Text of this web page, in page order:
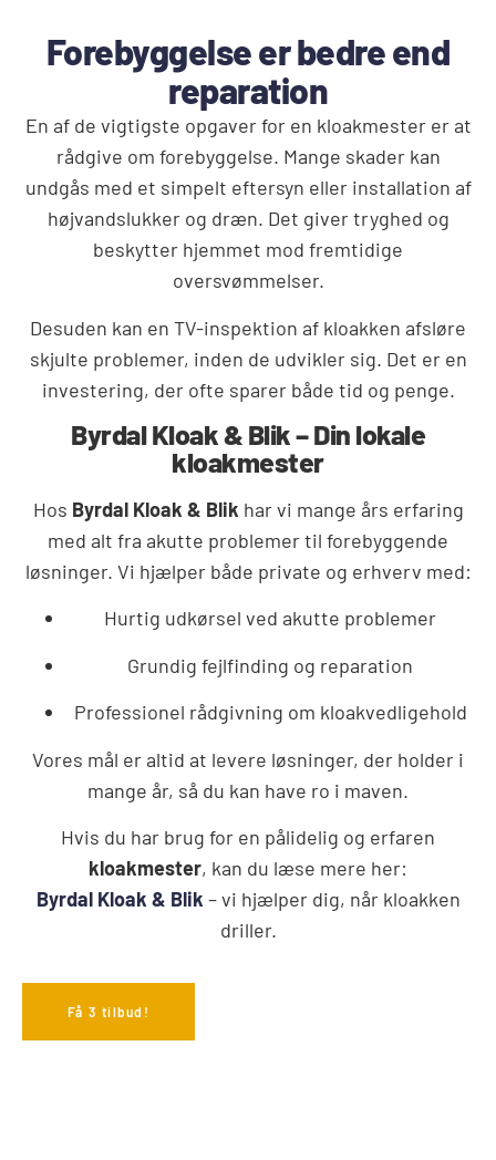
Forebyggelse er bedre end
reparation
En af de vigtigste opgaver for en kloakmester er at
rådgive om forebyggelse. Mange skader kan
undgås med et simpelt eftersyn eller installation af
højvandslukker og dræn. Det giver tryghed og
beskytter hjemmet mod fremtidige
oversvømmelser.
Desuden kan en TV-inspektion af kloakken afsløre
skjulte problemer, inden de udvikler sig. Det er en
investering, der ofte sparer både tid og penge.
Byrdal Kloak & Blik – Din lokale
kloakmester
Hos Byrdal Kloak & Blik har vi mange års erfaring
med alt fra akutte problemer til forebyggende
løsninger. Vi hjælper både private og erhverv med:
Hurtig udkørsel ved akutte problemer
Grundig fejlfinding og reparation
Professionel rådgivning om kloakvedligehold
Vores mål er altid at levere løsninger, der holder i
mange år, så du kan have ro i maven.
Hvis du har brug for en pålidelig og erfaren
kloakmester, kan du læse mere her:
Byrdal Kloak & Blik – vi hjælper dig, når kloakken
driller.
Få 3 tilbud!